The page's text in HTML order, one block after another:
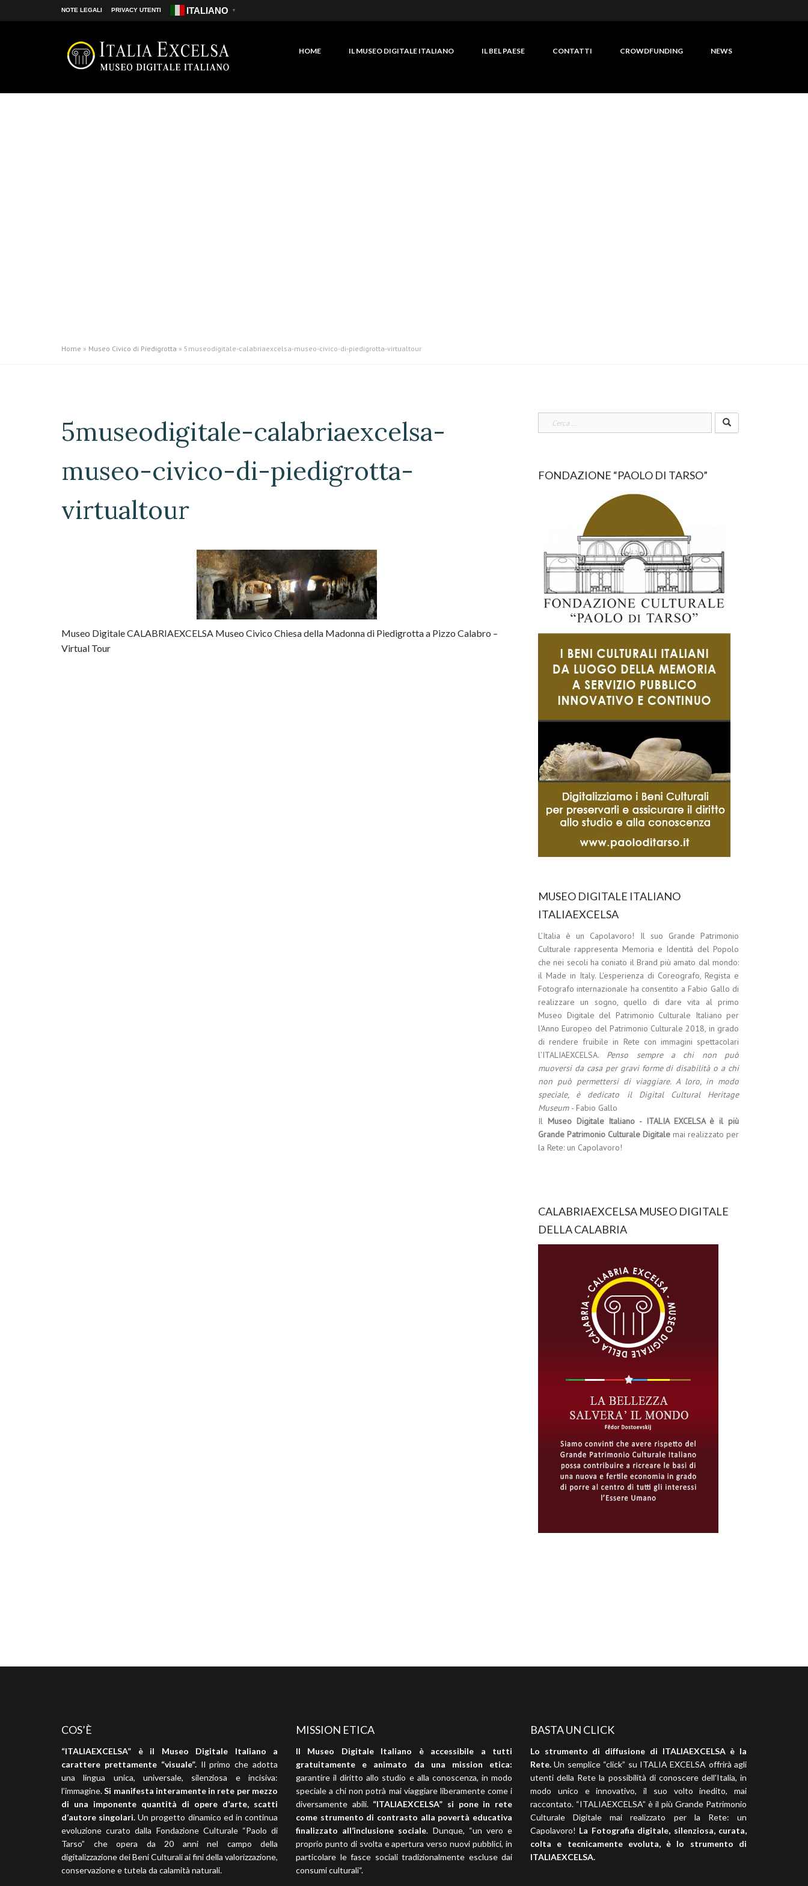
NOTE LEGALI PRIVACY UTENTI ITALIANO ▼
HOME IL MUSEO DIGITALE ITALIANO IL BEL PAESE CONTATTI CROWDFUNDING NEWS
Home » Museo Civico di Piedigrotta » 5museodigitale-calabriaexcelsa-museo-civico-di-piedigrotta-virtualtour
5museodigitale-calabriaexcelsa-
museo-civico-di-piedigrotta-
virtualtour
Museo Digitale CALABRIAEXCELSA Museo Civico Chiesa della Madonna di Piedigrotta a Pizzo Calabro –
Virtual Tour
Ricerca
per:
FONDAZIONE “PAOLO DI TARSO”
MUSEO DIGITALE ITALIANO
ITALIAEXCELSA
L’Italia è un Capolavoro! Il suo Grande Patrimonio
Culturale rappresenta Memoria e Identità del Popolo
che nei secoli ha coniato il Brand più amato dal mondo:
il Made in Italy. L'esperienza di Coreografo, Regista e
Fotografo internazionale ha consentito a Fabio Gallo di
realizzare un sogno, quello di dare vita al primo
Museo Digitale del Patrimonio Culturale Italiano per
l'Anno Europeo del Patrimonio Culturale 2018, in grado
di rendere fruibile in Rete con immagini spettacolari
l’ITALIAEXCELSA. Penso sempre a chi non può
muoversi da casa per gravi forme di disabilità o a chi
non può permettersi di viaggiare. A loro, in modo
speciale, è dedicato il Digital Cultural Heritage
Museum - Fabio Gallo
Il Museo Digitale Italiano - ITALIA EXCELSA è il più
Grande Patrimonio Culturale Digitale mai realizzato per
la Rete: un Capolavoro!
CALABRIAEXCELSA MUSEO DIGITALE
DELLA CALABRIA
COS’È
“ITALIAEXCELSA” è il Museo Digitale Italiano a
carattere prettamente “visuale”.Il primo che adotta
una lingua unica, universale, silenziosa e incisiva:
l’immagine.Si manifesta interamente in rete per mezzo
di una imponente quantità di opere d’arte, scatti
d’autore singolari. Un progetto dinamico ed in continua
evoluzione curato dalla Fondazione Culturale “Paolo di
Tarso” che opera da 20 anni nel campo della
digitalizzazione dei Beni Culturali ai fini della valorizzazione,
conservazione e tutela da calamità naturali.
MISSION ETICA
Il Museo Digitale Italiano è accessibile a tutti
gratuitamente e animato da una mission etica:
garantire il diritto allo studio e alla conoscenza, in modo
speciale a chi non potrà mai viaggiare liberamente come i
diversamente abili. “ITALIAEXCELSA” si pone in rete
come strumento di contrasto alla povertà educativa
finalizzato all’inclusione sociale. Dunque, “un vero e
proprio punto di svolta e apertura verso nuovi pubblici, in
particolare le fasce sociali tradizionalmente escluse dai
consumi culturali“.
BASTA UN CLICK
Lo strumento di diffusione di ITALIAEXCELSA è la
Rete. Un semplice “click” su ITALIA EXCELSA offrirà agli
utenti della Rete la possibilità di conoscere dell'Italia, in
modo unico e innovativo, il suo volto inedito, mai
raccontato. “ITALIAEXCELSA” è il più Grande Patrimonio
Culturale Digitale mai realizzato per la Rete: un
Capolavoro! La Fotografia digitale, silenziosa, curata,
colta e tecnicamente evoluta, è lo strumento di
ITALIAEXCELSA.